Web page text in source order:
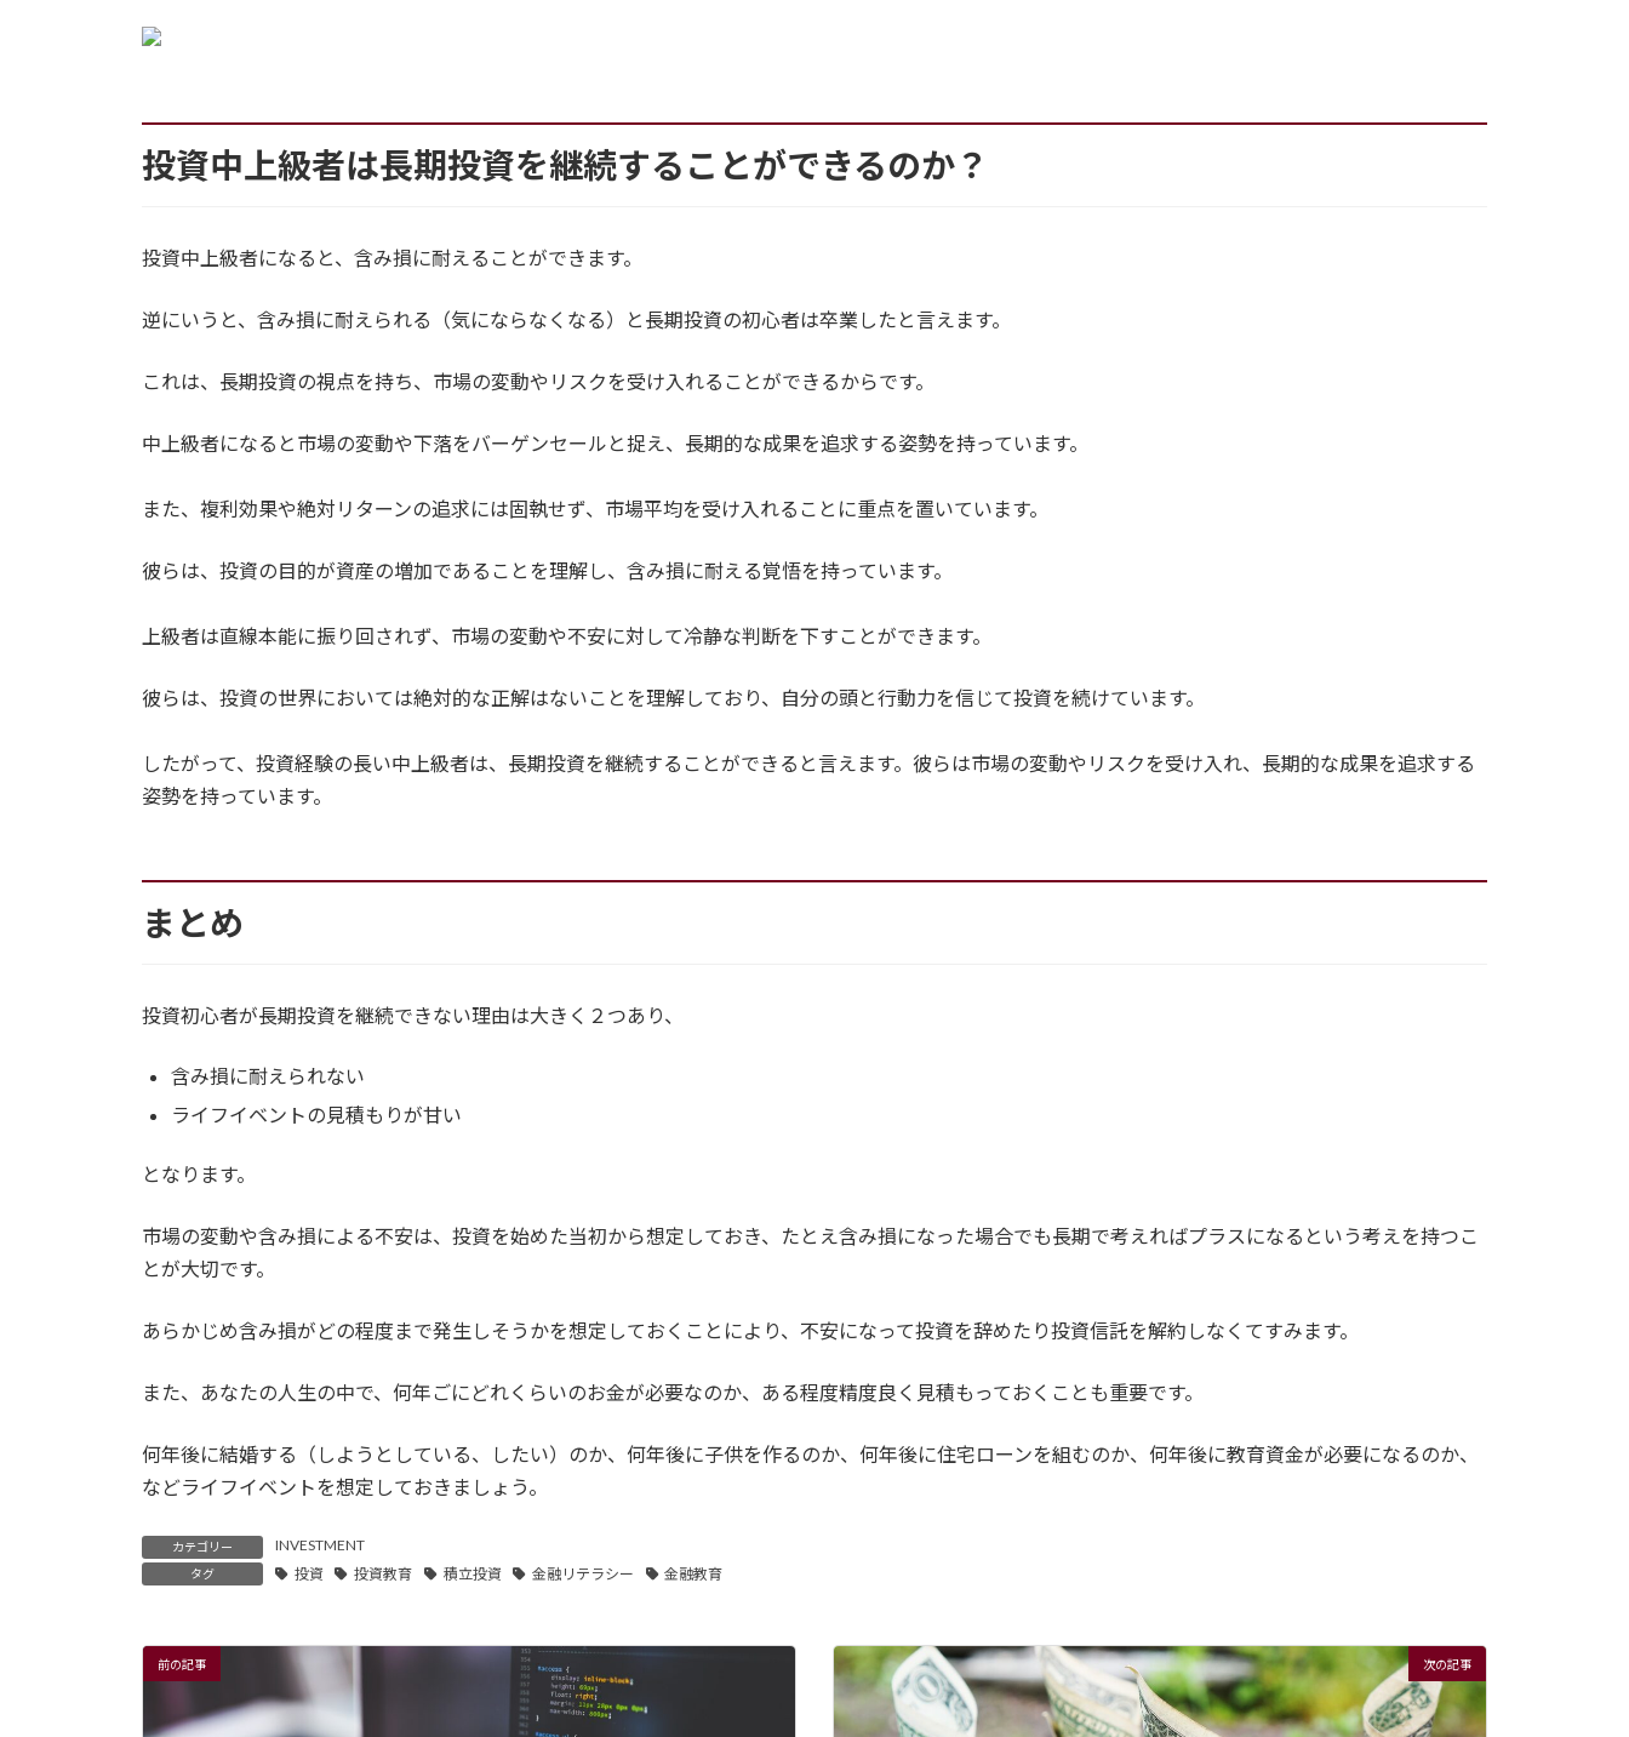
投資中上級者は長期投資を継続することができるのか？
投資中上級者になると、含み損に耐えることができます。
逆にいうと、含み損に耐えられる（気にならなくなる）と長期投資の初心者は卒業したと言えます。
これは、長期投資の視点を持ち、市場の変動やリスクを受け入れることができるからです。
中上級者になると市場の変動や下落をバーゲンセールと捉え、長期的な成果を追求する姿勢を持っています。
また、複利効果や絶対リターンの追求には固執せず、市場平均を受け入れることに重点を置いています。
彼らは、投資の目的が資産の増加であることを理解し、含み損に耐える覚悟を持っています。
上級者は直線本能に振り回されず、市場の変動や不安に対して冷静な判断を下すことができます。
彼らは、投資の世界においては絶対的な正解はないことを理解しており、自分の頭と行動力を信じて投資を続けています。
したがって、投資経験の長い中上級者は、長期投資を継続することができると言えます。彼らは市場の変動やリスクを受け入れ、長期的な成果を追求する
姿勢を持っています。
まとめ
投資初心者が長期投資を継続できない理由は大きく２つあり、
含み損に耐えられない
ライフイベントの見積もりが甘い
となります。
市場の変動や含み損による不安は、投資を始めた当初から想定しておき、たとえ含み損になった場合でも長期で考えればプラスになるという考えを持つこ
とが大切です。
あらかじめ含み損がどの程度まで発生しそうかを想定しておくことにより、不安になって投資を辞めたり投資信託を解約しなくてすみます。
また、あなたの人生の中で、何年ごにどれくらいのお金が必要なのか、ある程度精度良く見積もっておくことも重要です。
何年後に結婚する（しようとしている、したい）のか、何年後に子供を作るのか、何年後に住宅ローンを組むのか、何年後に教育資金が必要になるのか、
などライフイベントを想定しておきましょう。
カテゴリー INVESTMENT
タグ 投資 投資教育 積立投資 金融リテラシー 金融教育
前の記事 次の記事